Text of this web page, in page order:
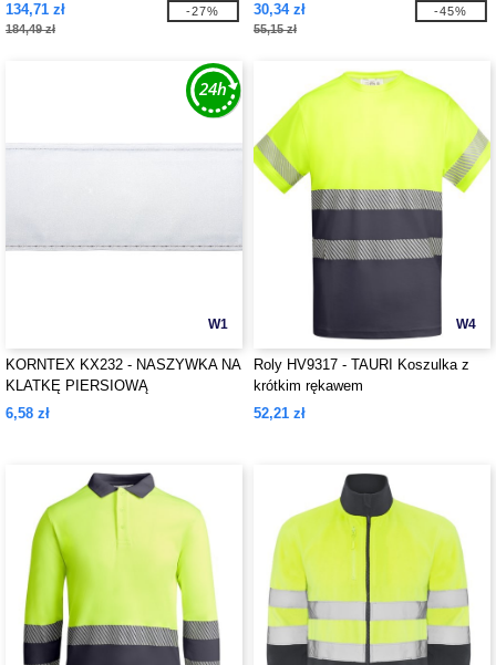
134,71 zł
184,49 zł
-27% 30,34 zł
55,15 zł
-45%
W1
KORNTEX KX232 - NASZYWKA NA
KLATKĘ PIERSIOWĄ
6,58 zł
W4
Roly HV9317 - TAURI Koszulka z
krótkim rękawem
52,21 zł